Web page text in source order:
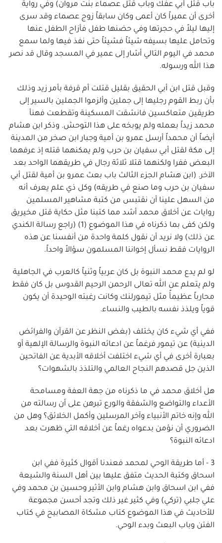
باب قتل أبي عفك وباب قتل عصماء بنت مروان) وفي رواية
أخرى أن عميراً كان أعمى وكان سابقاً زوج عصماء وقد سرى
إليها ليلاً في حجرتها وفي حضنها طفل فأزاح الطفل عنها
وتحامل عليها بسيفه شيئاً فشيئاً حتى نفذ فيها ولما سمع
محمد في اليوم التالي أشار إلى عمير في المسجد وقال قد نصر
هذا الله ورسوله.
وقبل قتل ابن أبي الحقيق بقليل قتلت أم قرفة بأمر زيد وذلك
بأن ربط القوم رجليها إلى جملين وألزموا الجملين بالسير إلى
طريقين متعاكسين فانشقت المسكينة وتقطعت فهنأ
محمد زيداً بعمله ولم يوبخه على هذا التوحش. وذكر ابن هشام
أيضاً أن محمداً أرسل عمرو بن أمية وجبار ابن صخر من المدينة
إلى مكة لقتل أبي سفيان بن حرب ولم يمكنهما قتله إذ عرفهما
البعض ففرا ولكنهما قتلا ثلاثة رجال في طريقهما الواحد بعد
الآخر. (ابن هشام الجزء الثالث باب بعث عمرو بن أمية لقتل أبي
سفيان بن حرب وما صنع في طريقه) وكل ذي علم يعرف أنه
من السهل علينا أن نقتبس من كتبة مشاهير المسلمين
روايات عن أخلاق محمد أشد مما كتبنا مثل حكاية قتل مخيريق
ولكن كفى بما ذكرناه في هذا الموضوع (1) (راجع رسالة الكندي
عن ذلك) ولا نريد أن نقول كلمة واحدة من أنفسنا عن هذه
الروايات فقط نسأل إخواننا المسلمون سؤالاً واحداً.
لو لم يدع محمد النبوة بل كان عربياً وثنياً كالعرب في الجاهلية
ولم يتعلم عن الله تعالى الرحمن الرحيم القدوس بل كان فقط
محارباً عظيمأً مثل تيمورلنك وكانت رغبته الوحيدة أن يكون
قوياً ويلذذ نفسه بالطيب والنساء.
ففي أي شيء كان يختلف (بغض النظر عن القرآن والفرائض
الدينية) عن تيمور فرغماً عن ادعائه النبوة والرسالة الإلهية أو
بعبارة أخرى في أي شيء اختلفت أخلاقه الأبدية عن الفاتحين
الذين جل قصدهم النجاح العالمي والتلذذ بالشهوات؟
هل أخلاق محمد في ما ذكرناه من جهة العفة ومسامحة
الأعداء والتواضع والشفقة والورع تبرهن على أن رسالته من
الله وإنه خاتم الأنبياء وآخر المرسلين وأكمل الخلائق؟ وهل من
الضروري أن نؤمن بدعواه رغماً عن أخلاقه التي ظهرت بعد
ادعائه النبوة؟
3 - أما طريقة الوحي لمحمد فعندنا أقوال كثيرة ففي ابن
اسحاق وكتبة الحديث متفق عليها بين أهل السنة والشيعة
ففي ابن اسحاق وابن هشام وابن الأثير وحسين بن محمد وفي
علي جلبي (تركي) وفي كثير غير ذلك وتجد أحسن مجموعة
للأحاديث في هذا الموضوع كتاب مشكاة المصابيح في كتاب
الفتن وباب البعث وبدء الوحي.